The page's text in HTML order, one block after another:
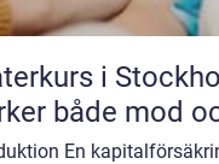
i
både mod
En